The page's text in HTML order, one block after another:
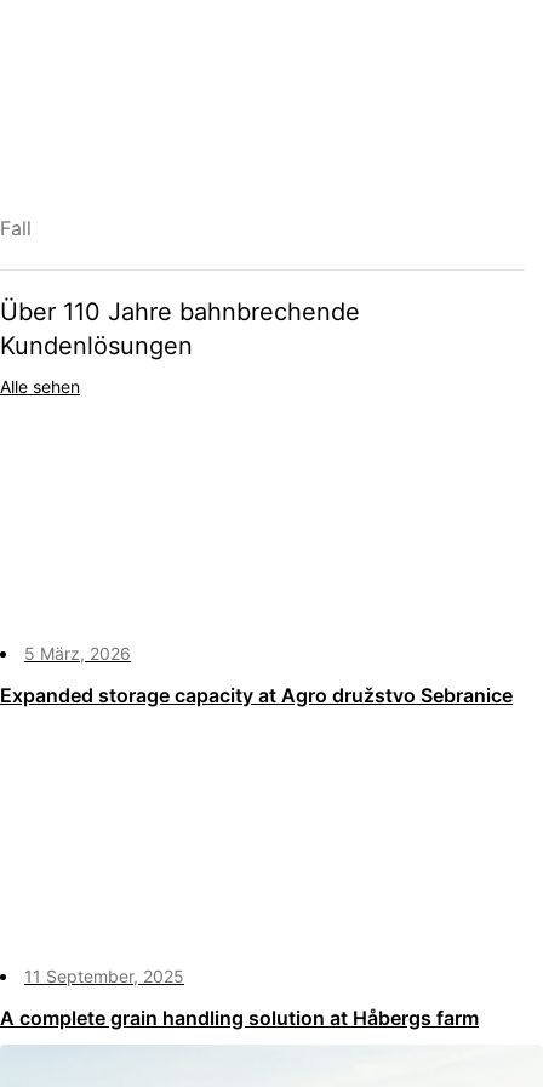
Fall
Über 110 Jahre bahnbrechende
Kundenlösungen
Alle sehen
5 März, 2026
Expanded storage capacity at Agro družstvo Sebranice
11 September, 2025
A complete grain handling solution at Håbergs farm